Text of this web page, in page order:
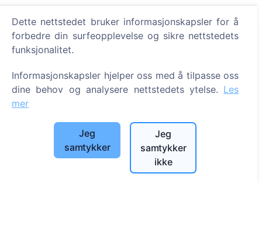
Om CEMETY
Ofte stilte spørsmål
Liste over kommuner og brukere
Personvernerklæring
Betalingspolicy
Dette nettstedet bruker informasjonskapsler for å
forbedre din surfeopplevelse og sikre nettstedets
funksjonalitet.
Informasjonskapsler hjelper oss med å tilpasse oss
dine behov og analysere nettstedets ytelse. Les
mer
Jeg
samtykker
Jeg
samtykker
ikke